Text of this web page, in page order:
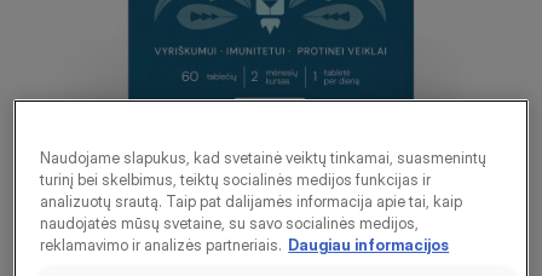
LIVOL MULTI vitaminai
Naudojame slapukus, kad svetainė veiktų tinkamai, suasmenintų
turinį bei skelbimus, teiktų socialinės medijos funkcijas ir
analizuotų srautą. Taip pat dalijamės informacija apie tai, kaip
naudojatės mūsų svetaine, su savo socialinės medijos,
reklamavimo ir analizės partneriais. Daugiau informacijos